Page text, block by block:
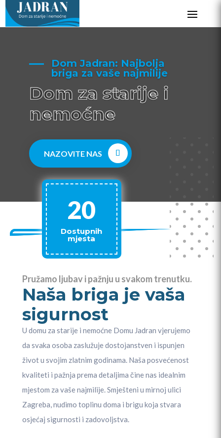
Dom Jadran: Najbolja
briga za vaše najmilije
Dom za starije i
nemoćne
NAZOVITE NAS
20
Dostupnih
mjesta
Pružamo ljubav i pažnju u svakom trenutku.
Naša briga je vaša
sigurnost
U domu za starije i nemoćne Domu Jadran vjerujemo
da svaka osoba zaslužuje dostojanstven i ispunjen
život u svojim zlatnim godinama. Naša posvećenost
kvaliteti i pažnja prema detaljima čine nas idealnim
mjestom za vaše najmilije. Smješteni u mirnoj ulici
Zagreba, nudimo toplinu doma i brigu koja stvara
osjećaj sigurnosti i zadovoljstva.